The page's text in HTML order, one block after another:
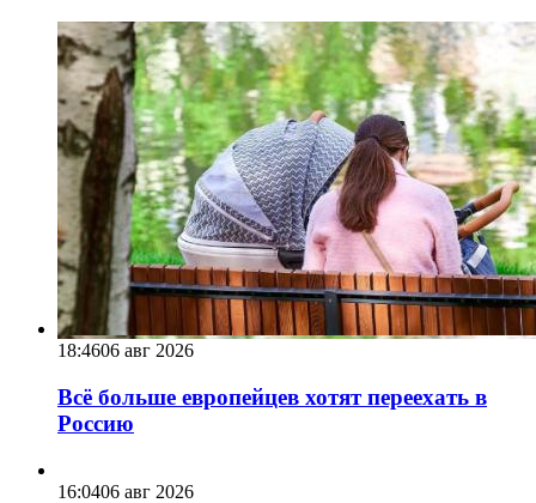
18:4606 авг 2026
Всё больше европейцев хотят переехать в
Россию
16:0406 авг 2026